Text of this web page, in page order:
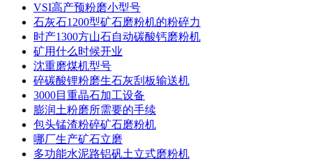
VSI高产预粉磨小型号
石灰石1200型矿石磨粉机的粉碎力
时产1300方山石自动碳酸钙磨粉机
矿用什么时候开业
沈重磨煤机型号
碎碳酸锂粉磨生石灰刮板输送机
3000目重晶石加工设备
膨润土粉磨所需要的手续
包头锰渣粉碎矿石磨粉机
哪厂生产矿石立磨
多功能水泥路铝矾土立式磨粉机